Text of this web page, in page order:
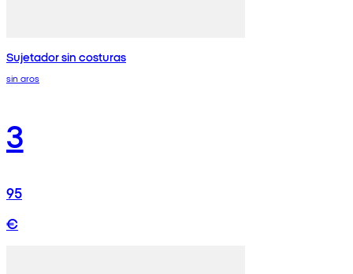
Sujetador sin costuras
sin aros
3
95
€